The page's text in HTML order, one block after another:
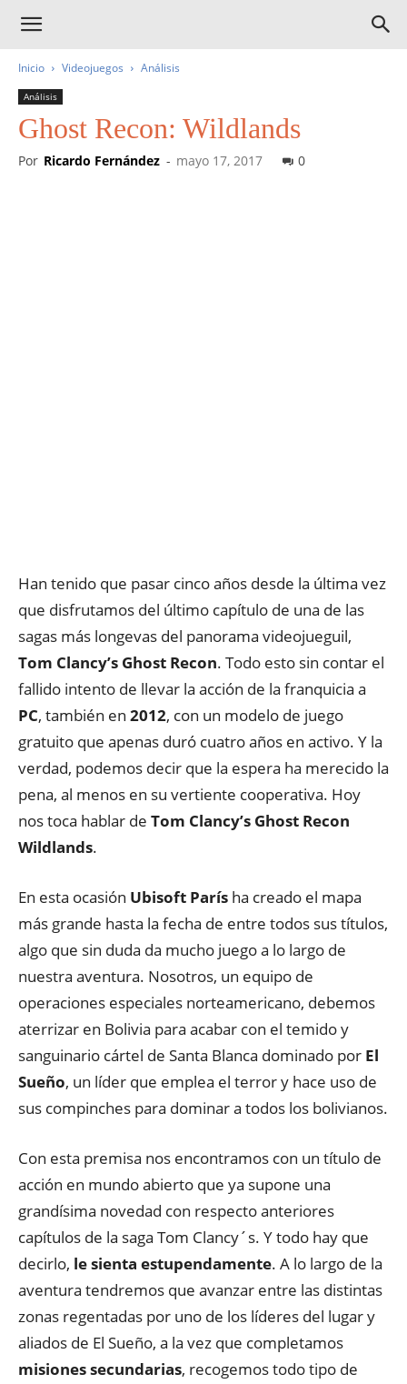
Inicio Videojuegos Análisis
Análisis
Ghost Recon: Wildlands
Por Ricardo Fernández - mayo 17, 2017 0
Han tenido que pasar cinco años desde la última vez
que disfrutamos del último capítulo de una de las
sagas más longevas del panorama videojueguil,
Tom Clancy’s Ghost Recon. Todo esto sin contar el
fallido intento de llevar la acción de la franquicia a
PC, también en 2012, con un modelo de juego
gratuito que apenas duró cuatro años en activo. Y la
verdad, podemos decir que la espera ha merecido la
pena, al menos en su vertiente cooperativa. Hoy
nos toca hablar de Tom Clancy’s Ghost Recon
Wildlands.
En esta ocasión Ubisoft París ha creado el mapa
más grande hasta la fecha de entre todos sus títulos,
algo que sin duda da mucho juego a lo largo de
nuestra aventura. Nosotros, un equipo de
operaciones especiales norteamericano, debemos
aterrizar en Bolivia para acabar con el temido y
sanguinario cártel de Santa Blanca dominado por El
Sueño, un líder que emplea el terror y hace uso de
sus compinches para dominar a todos los bolivianos.
Con esta premisa nos encontramos con un título de
acción en mundo abierto que ya supone una
grandísima novedad con respecto anteriores
capítulos de la saga Tom Clancy´s. Y todo hay que
decirlo, le sienta estupendamente. A lo largo de la
aventura tendremos que avanzar entre las distintas
zonas regentadas por uno de los líderes del lugar y
aliados de El Sueño, a la vez que completamos
misiones secundarias, recogemos todo tipo de